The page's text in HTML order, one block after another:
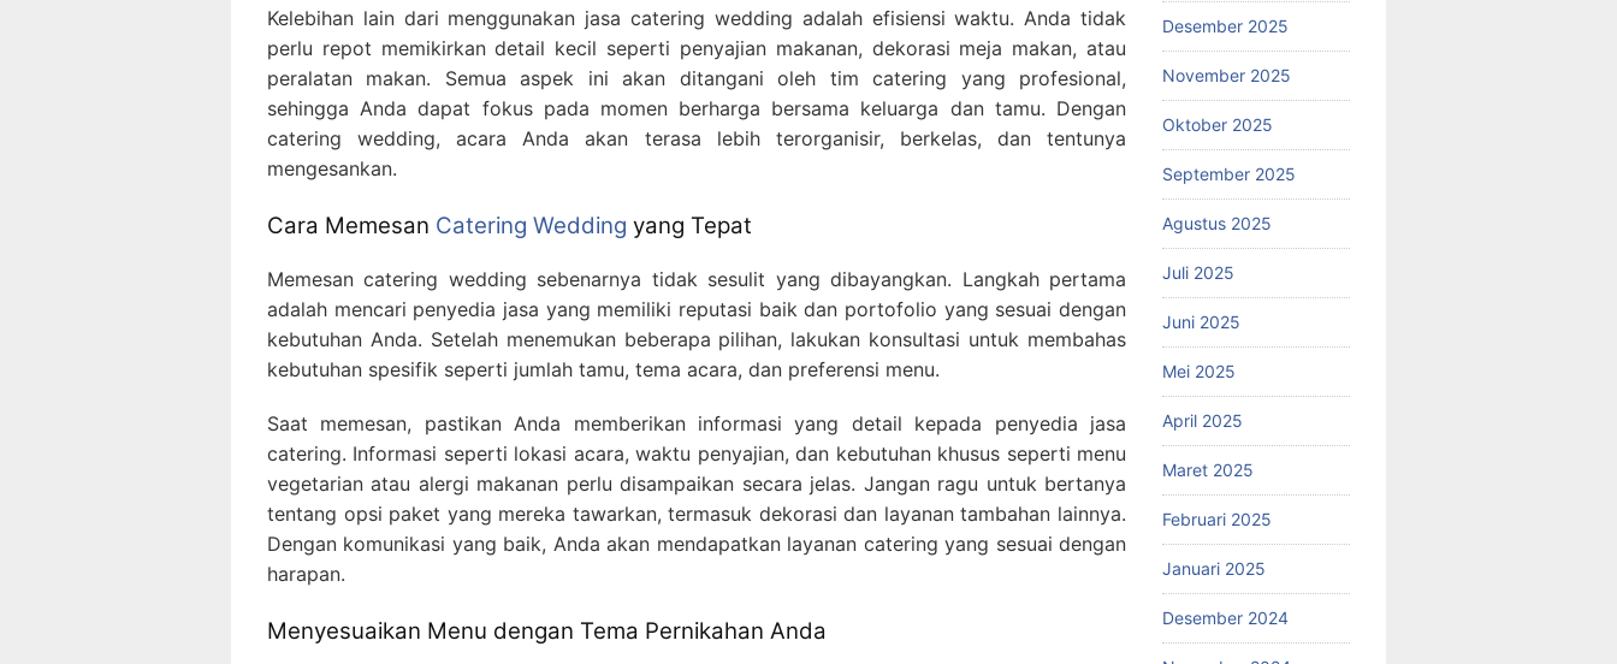
Kelebihan lain dari menggunakan jasa catering wedding adalah efisiensi waktu. Anda tidak
perlu repot memikirkan detail kecil seperti penyajian makanan, dekorasi meja makan, atau
peralatan makan. Semua aspek ini akan ditangani oleh tim catering yang profesional,
sehingga Anda dapat fokus pada momen berharga bersama keluarga dan tamu. Dengan
catering wedding, acara Anda akan terasa lebih terorganisir, berkelas, dan tentunya
mengesankan.
Cara Memesan Catering Wedding yang Tepat
Memesan catering wedding sebenarnya tidak sesulit yang dibayangkan. Langkah pertama
adalah mencari penyedia jasa yang memiliki reputasi baik dan portofolio yang sesuai dengan
kebutuhan Anda. Setelah menemukan beberapa pilihan, lakukan konsultasi untuk membahas
kebutuhan spesifik seperti jumlah tamu, tema acara, dan preferensi menu.
Saat memesan, pastikan Anda memberikan informasi yang detail kepada penyedia jasa
catering. Informasi seperti lokasi acara, waktu penyajian, dan kebutuhan khusus seperti menu
vegetarian atau alergi makanan perlu disampaikan secara jelas. Jangan ragu untuk bertanya
tentang opsi paket yang mereka tawarkan, termasuk dekorasi dan layanan tambahan lainnya.
Dengan komunikasi yang baik, Anda akan mendapatkan layanan catering yang sesuai dengan
harapan.
Menyesuaikan Menu dengan Tema Pernikahan Anda
Desember 2025
November 2025
Oktober 2025
September 2025
Agustus 2025
Juli 2025
Juni 2025
Mei 2025
April 2025
Maret 2025
Februari 2025
Januari 2025
Desember 2024